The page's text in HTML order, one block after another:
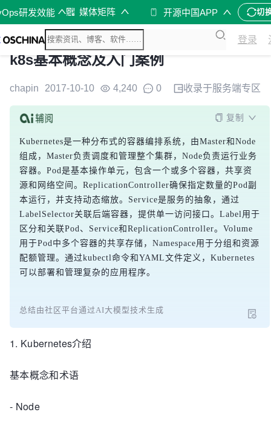
研发效能 媒体矩阵 开源中国APP 切
登录
k8s基本概念及入门案例
chapin 2017-10-10 4,240 0 收录于服务端专区
复制
Kubernetes是一种分布式的容器编排系统，由Master和Node
组成，Master负责调度和管理整个集群，Node负责运行业务
容器。Pod是基本操作单元，包含一个或多个容器，共享资
源和网络空间。ReplicationController确保指定数量的Pod副
本运行，并支持动态缩放。Service是服务的抽象，通过
LabelSelector关联后端容器，提供单一访问接口。Label用于
区分和关联Pod、Service和ReplicationController。Volume
用于Pod中多个容器的共享存储，Namespace用于分组和资源
配额管理。通过kubectl命令和YAML文件定义，Kubernetes
可以部署和管理复杂的应用程序。
总结由社区平台通过AI大模型技术生成
1. Kubernetes介绍
基本概念和术语
- Node